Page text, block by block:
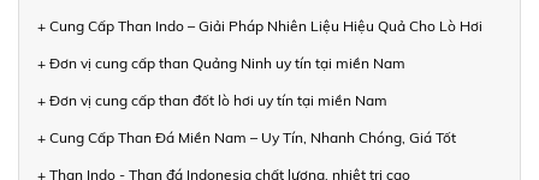
+ Cung Cấp Than Indo – Giải Pháp Nhiên Liệu Hiệu Quả Cho Lò Hơi
+ Đơn vị cung cấp than Quảng Ninh uy tín tại miền Nam
+ Đơn vị cung cấp than đốt lò hơi uy tín tại miền Nam
+ Cung Cấp Than Đá Miền Nam – Uy Tín, Nhanh Chóng, Giá Tốt
+ Than Indo - Than đá Indonesia chất lượng, nhiệt trị cao